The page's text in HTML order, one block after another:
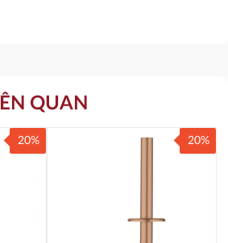
QUAN
20% 20%